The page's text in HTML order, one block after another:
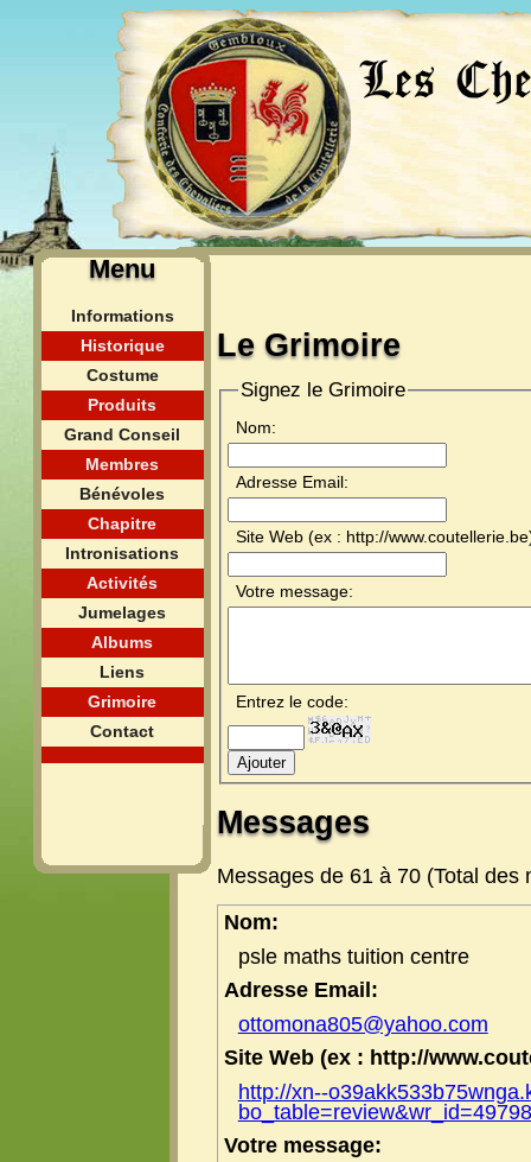
Menu
Informations
Historique
Costume
Produits
Grand Conseil
Membres
Bénévoles
Chapitre
Intronisations
Activités
Jumelages
Albums
Liens
Grimoire
Contact
Le Grimoire
Signez le Grimoire
Nom:
Adresse Email:
Site Web (ex : http://
Votre message:
Entrez le code:
Messages
Messages de 61 à 70 (Total des
Nom:
psle maths tuition centre
Adresse Email:
ottomona805@yahoo.com
Site Web (ex : http://
http://xn--
Votre message: